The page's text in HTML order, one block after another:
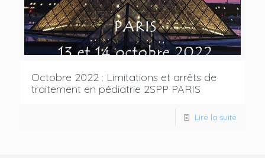
Octobre 2022 : Limitations et arrêts de
traitement en pédiatrie 2SPP PARIS
Lire la suite